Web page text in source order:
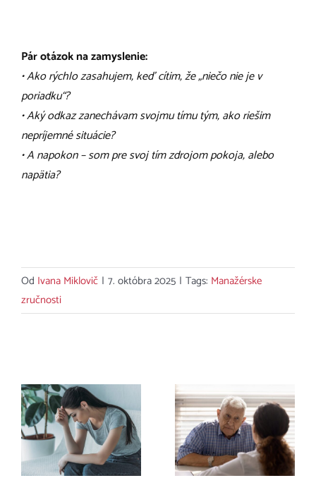
Pár otázok na zamyslenie:
• Ako rýchlo zasahujem, keď cítim, že „niečo nie je v
poriadku“?
• Aký odkaz zanechávam svojmu tímu tým, ako riešim
nepríjemné situácie?
• A napokon – som pre svoj tím zdrojom pokoja, alebo
napätia?
Od Ivana Miklovič | 7. októbra 2025 | Tags: Manažérske
zručnosti